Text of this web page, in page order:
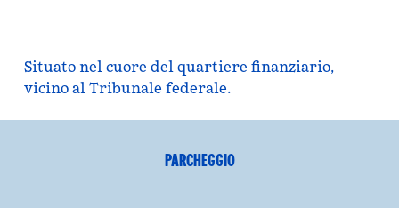
Situato nel cuore del quartiere finanziario,
vicino al Tribunale federale.
PARCHEGGIO